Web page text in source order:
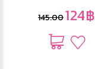
First
Encyclopedia
with Winnie the
Pooh
145.00124฿